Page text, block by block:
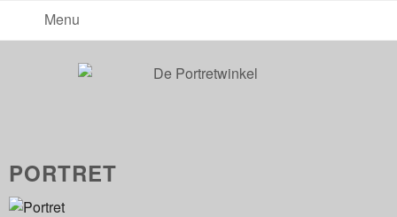
Menu
PORTRET